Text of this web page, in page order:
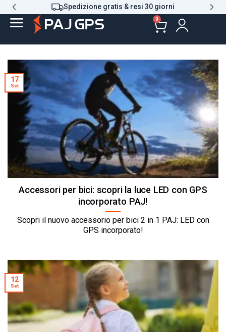
Spedizione gratis & resi 30 giorni
0
Accessori per bici: scopri la luce LED con GPS
incorporato PAJ!
Scopri il nuovo accessorio per bici 2 in 1 PAJ: LED con
GPS incorporato!
17
Set
12
Set